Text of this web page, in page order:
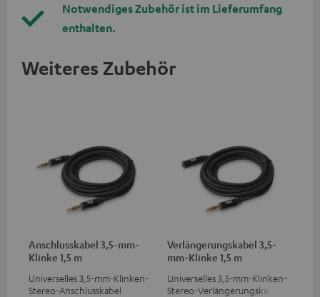
Notwendiges Zubehör ist im Lieferumfang
enthalten.
Weiteres Zubehör
Anschlusskabel 3,5-mm-
Klinke 1,5 m
Universelles 3,5-mm-Klinken-
Stereo-Anschlusskabel
Verlängerungskabel 3,5-
mm-Klinke 1,5 m
Universelles 3,5-mm-Klinken-
Stereo-Verlängerungskabel